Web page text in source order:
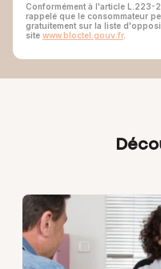
Conformément à l'article L.223-
rappelé que le consommateur
gratuitement sur la liste
site www.bloctel.gouv.fr.